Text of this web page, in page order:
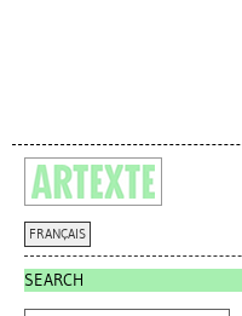
FRANÇAIS
SEARCH